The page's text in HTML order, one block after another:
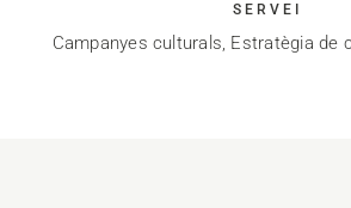
SERVEI
Campanyes culturals, Estratègia de